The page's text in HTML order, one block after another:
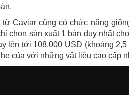
từ Caviar cũng có chức năng
chọn sản xuất 1 bản duy nhất
lên tới 108.000 USD (khoảng
của với những vật liệu cao cấp